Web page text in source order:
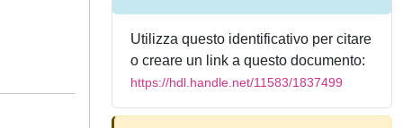
Utilizza questo identificativo per citare
o creare un link a questo documento:
https://hdl.handle.net/11583/1837499